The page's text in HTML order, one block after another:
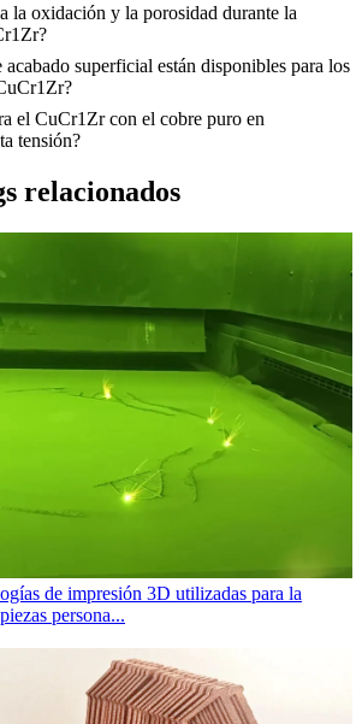
la oxidación y la porosidad durante la
acabado superficial están disponibles para los
el CuCr1Zr con el cobre puro en
tensión?
relacionados
de impresión 3D utilizadas para la
persona...